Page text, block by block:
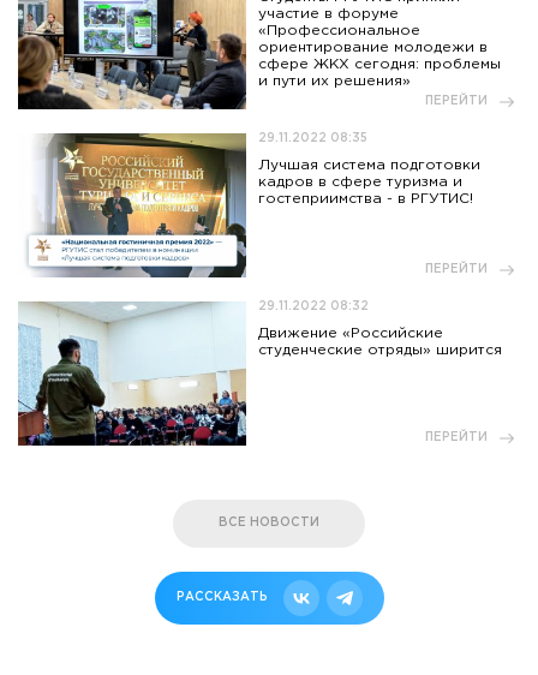
участие в форуме
«Профессиональное
ориентирование молодежи в
сфере ЖКХ сегодня: проблемы
и пути их решения»
ПЕРЕЙТИ
29.11.2022 08:35
Лучшая система подготовки
кадров в сфере туризма и
гостеприимства - в РГУТИС!
ПЕРЕЙТИ
29.11.2022 08:32
Движение «Российские
студенческие отряды» ширится
ПЕРЕЙТИ
ВСЕ НОВОСТИ
РАССКАЗАТЬ